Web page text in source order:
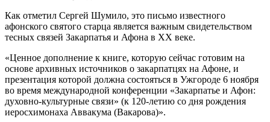
Как отметил Сергей Шумило, это письмо известного
афонского святого старца является важным свидетельством
тесных связей Закарпатья и Афона в ХХ веке.
«Ценное дополнение к книге, которую сейчас готовим на
основе архивных источников о закарпатцях на Афоне, и
презентация которой должна состояться в Ужгороде 6 ноября
во время международной конференции «Закарпатье и Афон:
духовно-культурные связи» (к 120-летию со дня рождения
иеросхимонаха Аввакума (Вакарова)».